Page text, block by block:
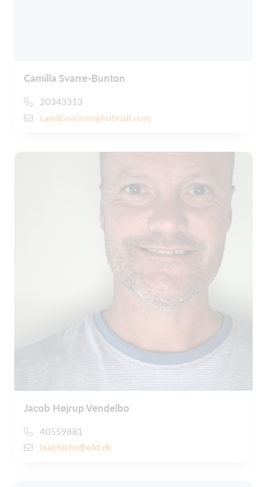
Camilla Svarre-Bunton
20343313
camillasvarre@hotmail.com
Jacob Højrup Vendelbo
40559881
bu@hikfodbold.dk